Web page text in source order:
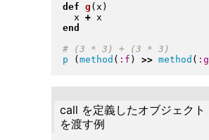
def g ( x )
  x
+
end
p
(method ( :f ) >> method ( :g
call を定義したオブジェクト
を渡す例